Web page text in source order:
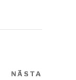
NÄSTA